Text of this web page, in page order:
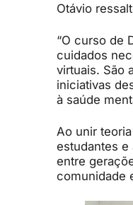
Otávio
“O curso de
cuidados
virtuais. São
iniciativas
à saúde
Ao unir
estudantes e
entre
comunidade